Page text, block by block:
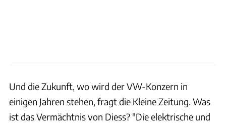
Und die Zukunft, wo wird der VW-Konzern in
einigen Jahren stehen, fragt die Kleine Zeitung. Was
ist das Vermächtnis von Diess? "Die elektrische und